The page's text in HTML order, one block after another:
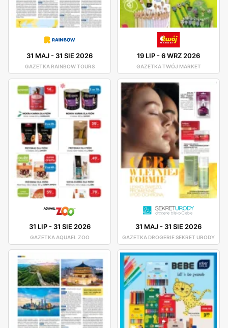
31 MAJ- 31 SIE 2026
GAZETKA RAINBOW TOURS
19 LIP-6 WRZ 2026
GAZETKA TWÓJ MARKET
31 LIP- 31 SIE 2026
GAZETKA AQUAEL ZOO
31 MAJ- 31 SIE 2026
GAZETKA DROGERIE SEKRET URODY